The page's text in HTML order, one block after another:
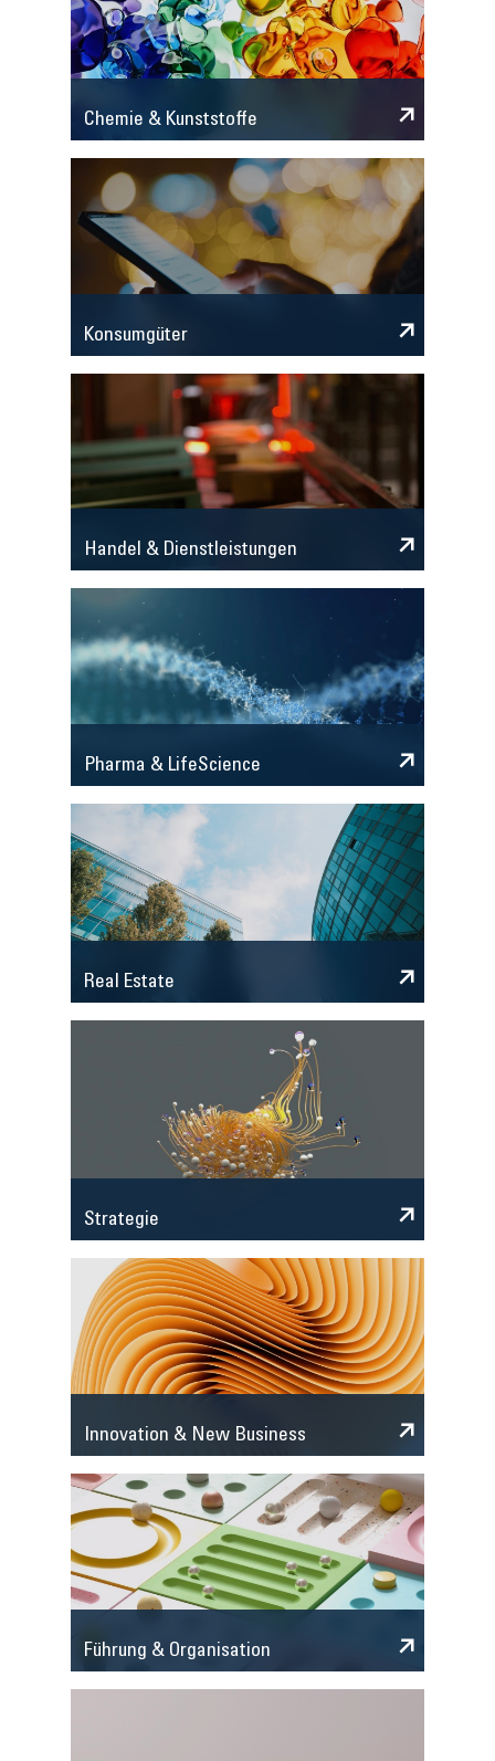
Chemie & Kunststoffe
Konsumgüter
Handel & Dienstleistungen
Pharma & LifeScience
Real Estate
Strategie
Innovation & New Business
Führung & Organisation